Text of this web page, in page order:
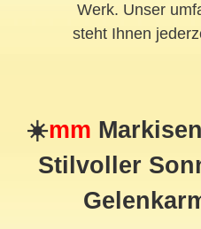
Werk. Unser
steht Ihnen
☀️mm
Stilvoller